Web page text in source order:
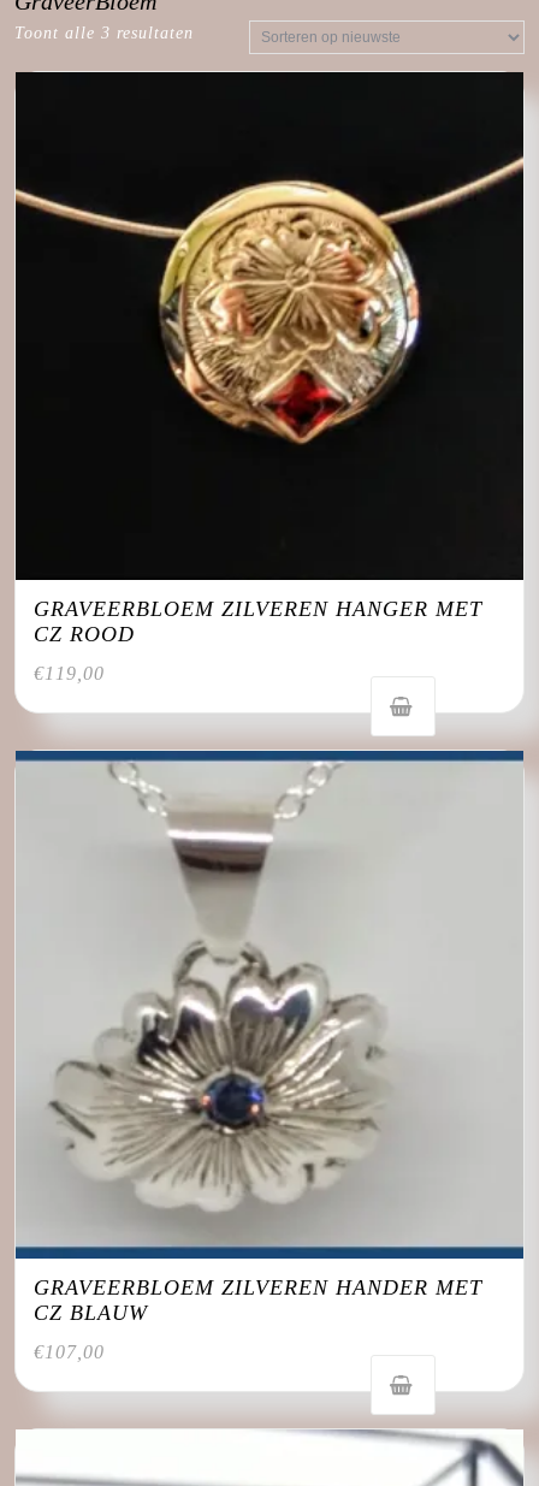
Toont alle 3 resultaten
GRAVEERBLOEM ZILVEREN HANGER MET
CZ ROOD
€119,00
GRAVEERBLOEM ZILVEREN HANDER MET
CZ BLAUW
€107,00